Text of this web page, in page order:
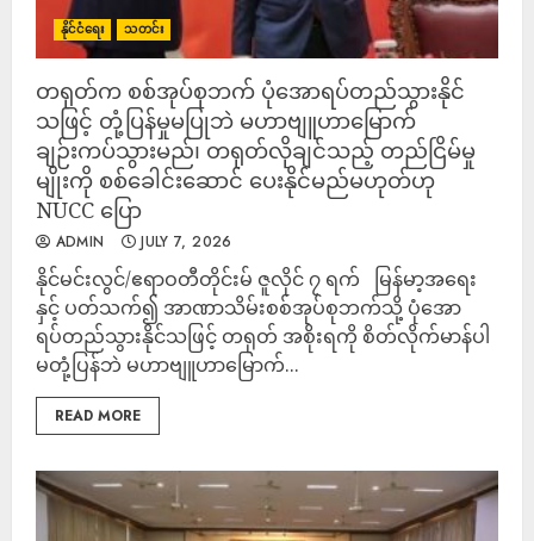
နိုင်ငံရေး သတင်း
တရုတ်က စစ်အုပ်စုဘက် ပုံအောရပ်တည်သွားနိုင်
သဖြင့် တုံ့ပြန်မှုမပြုဘဲ မဟာဗျူဟာမြောက်
ချဉ်းကပ်သွားမည်၊ တရုတ်လိုချင်သည့် တည်ငြိမ်မှု
မျိုးကို စစ်ခေါင်းဆောင် ပေးနိုင်မည်မဟုတ်ဟု
NUCC ပြော
ADMIN JULY 7, 2026
နိုင်မင်းလွင်/ဧရာဝတီတိုင်းမ် ဇူလိုင် ၇ ရက် မြန်မာ့အရေး
နှင့် ပတ်သက်၍ အာဏာသိမ်းစစ်အုပ်စုဘက်သို့ ပုံအော
ရပ်တည်သွားနိုင်သဖြင့် တရုတ် အစိုးရကို စိတ်လိုက်မာန်ပါ
မတုံ့ပြန်ဘဲ မဟာဗျူဟာမြောက်...
READ MORE